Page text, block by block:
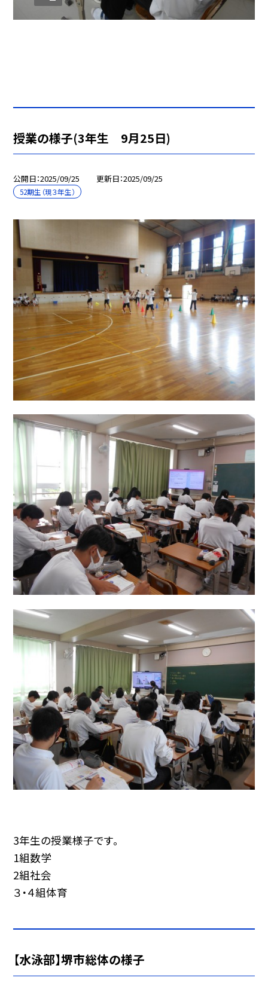
授業の様子(3年生 9月25日)
公開日 2025/09/25 更新日 2025/09/25
52期生（現３年生）
3年生の授業様子です。
1組数学
2組社会
３・４組体育
【水泳部】堺市総体の様子